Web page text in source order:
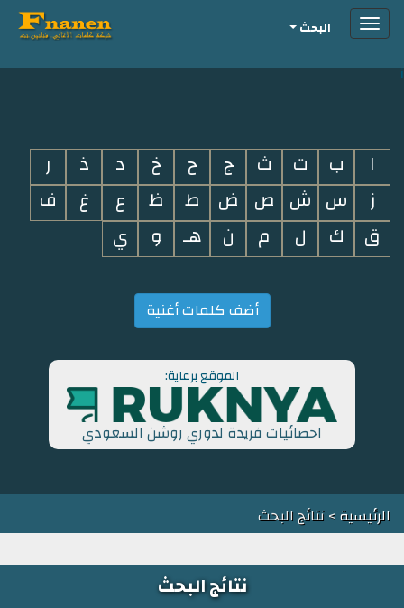
i
Toggleالبحث
ا ب ت ث ج ح خ د ذ
ر
ز
س ش ص ض ط ظ ع غ
ف
ق
ك ل م ن هـ و ي
أضف كلمات أغنية
الموقع برعاية:
احصائيات فريدة لدوري روشن السعودي
الرئيسية> نتائج البحث
نتائج البحث